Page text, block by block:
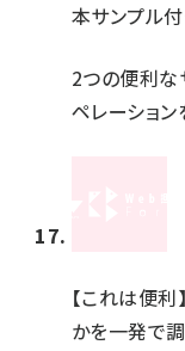
本サンプル
2つの便利な
ペレーション
【これは便
かを一発で